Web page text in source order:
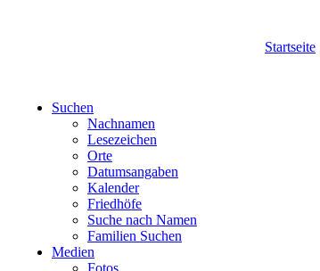
Startseite
Suchen
Nachnamen
Lesezeichen
Orte
Datumsangaben
Kalender
Friedhöfe
Suche nach Namen
Familien Suchen
Medien
Fotos